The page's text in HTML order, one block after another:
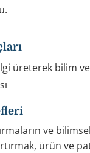
üreterek bilim ve
ve
ürün ve